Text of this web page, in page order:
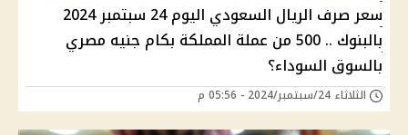
سعر صرف الريال السعودي اليوم 24 سبتمبر 2024
بالبنوك .. 500 من عملة المملكة بكام جنيه مصري
بالسوق السوداء؟
الثلاثاء 24/سبتمبر/2024 - 05:56 م